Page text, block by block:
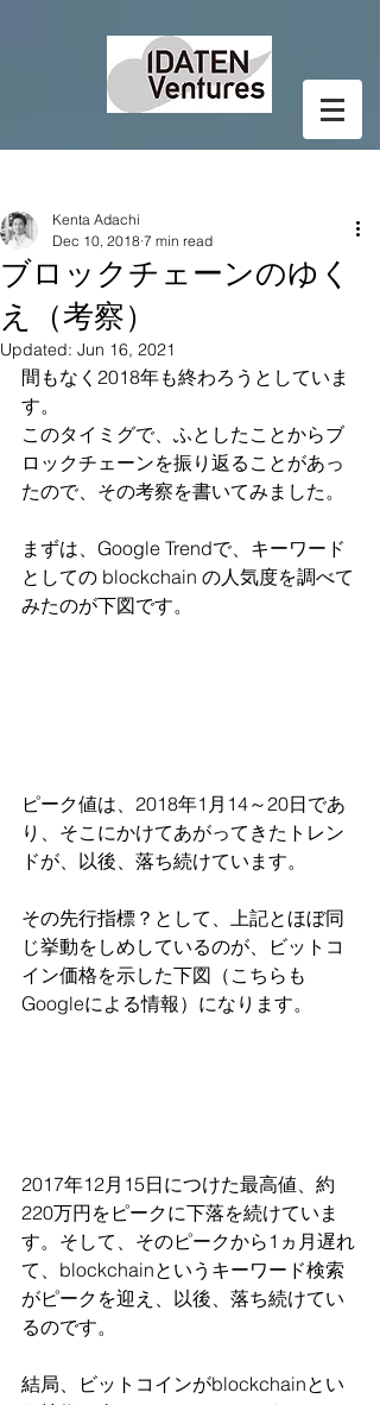
ブロックチェーンのゆく
え（考察）
Kenta Adachi
Dec 10, 2018 7 min read
Updated: Jun 16, 2021
間もなく2018年も終わろうとしていま
す。
このタイミグで、ふとしたことからブ
ロックチェーンを振り返ることがあっ
たので、その考察を書いてみました。
まずは、Google Trendで、キーワード
としての blockchain の人気度を調べて
みたのが下図です。
ピーク値は、2018年1月14～20日であ
り、そこにかけてあがってきたトレン
ドが、以後、落ち続けています。
その先行指標？として、上記とほぼ同
じ挙動をしめしているのが、ビットコ
イン価格を示した下図（こちらも
Googleによる情報）になります。
2017年12月15日につけた最高値、約
220万円をピークに下落を続けていま
す。そして、そのピークから1ヵ月遅れ
て、blockchainというキーワード検索
がピークを迎え、以後、落ち続けてい
るのです。
結局、ビットコインがblockchainとい